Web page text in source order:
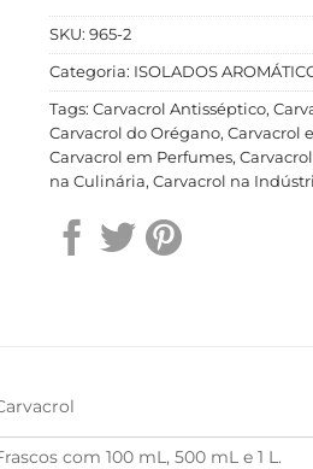
SKU: 965-2
Categoria: ISOLADOS
Tags: Carvacrol Antisséptico,
Carvacrol do Orégano, Carvacrol
Carvacrol em Perfumes,
na Culinária, Carvacrol na
com 100 mL, 500 mL e 1 L.